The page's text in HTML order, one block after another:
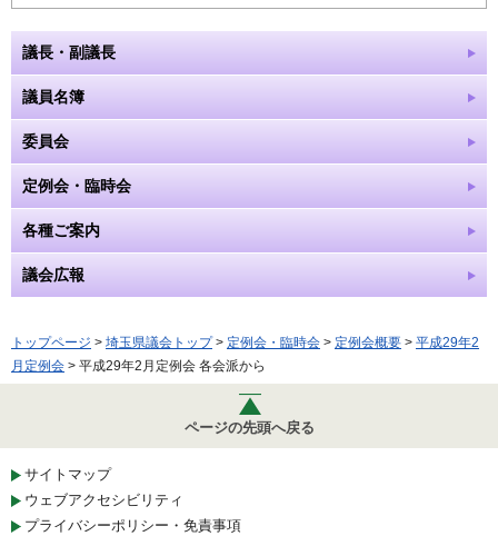
議長・副議長
議員名簿
委員会
定例会・臨時会
各種ご案内
議会広報
トップページ > 埼玉県議会トップ> 定例会・臨時会 > 定例会概要 > 平成29年2
月定例会 > 平成29年2月定例会 各会派から
ページの先頭へ戻る
サイトマップ
ウェブアクセシビリティ
プライバシーポリシー・免責事項